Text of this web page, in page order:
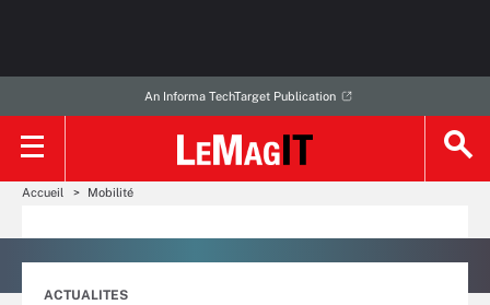
An Informa TechTarget Publication
Accueil Mobilité
ACTUALITES